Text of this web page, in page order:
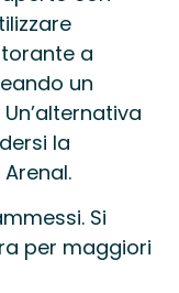
a
un
la
Si
per maggiori